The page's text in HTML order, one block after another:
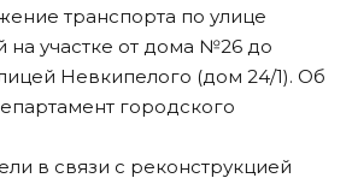
транспорта по улице
на участке от дома №26 до
Невкипелого (дом 24/1). Об
городского
в связи с реконструкцией